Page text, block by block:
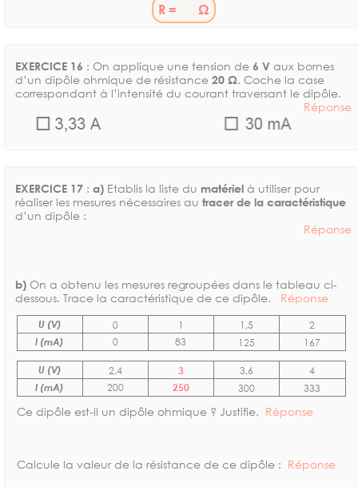
R = Ω
EXERCICE 16 : On applique une tension de 6 V aux bornes
d’un dipôle ohmique de résistance 20 Ω. Coche la case
correspondant à l’intensité du courant traversant le dipôle.
Réponse
EXERCICE 17 : a) Etablis la liste du matériel à utiliser pour
réaliser les mesures nécessaires au tracer de la caractéristique
d’un dipôle :
Réponse
b) On a obtenu les mesures regroupées dans le tableau ci-
dessous. Trace la caractéristique de ce dipôle. Réponse
U (V) 0 1 1,5
2
I (mA)
0 83 125 167
U (V) 2,4 3 3,6
4
I (mA)
200 250 300 333
Ce dipôle est-il un dipôle ohmique ? Justifie. Réponse
Calcule la valeur de la résistance de ce dipôle : Réponse